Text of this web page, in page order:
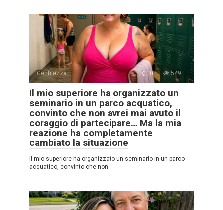
Gentilezza 0 549
Il mio superiore ha organizzato un
seminario in un parco acquatico,
convinto che non avrei mai avuto il
coraggio di partecipare… Ma la mia
reazione ha completamente
cambiato la situazione
Il mio superiore ha organizzato un seminario in un parco
acquatico, convinto che non